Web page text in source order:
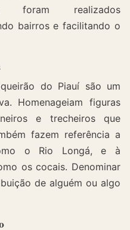
foram realizados
bairros e facilitando o
do Piauí são um
Homenageiam figuras
e trecheiros que
fazem referência a
o Rio Longá, e à
os cocais. Denominar
de alguém ou algo